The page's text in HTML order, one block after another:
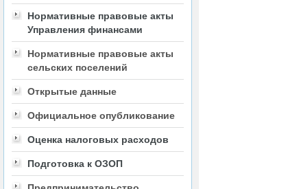
Нормативные правовые акты
Управления финансами
Нормативные правовые акты
сельских поселений
Открытые данные
Официальное опубликование
Оценка налоговых расходов
Подготовка к ОЗОП